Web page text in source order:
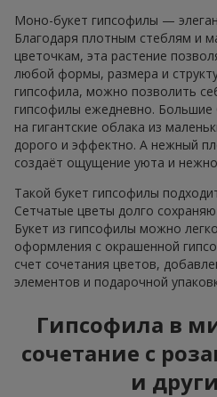
Моно-букет гипсофилы —
Благодаря плотным стеблям и
цветочкам, эта растение
любой формы, размера и
гипсофила, можно позволить
гипсофилы ежедневно.
на гигантские облака из
дорого и эффектно. А нежный
создаёт ощущение уюта и
Такой букет гипсофилы
Сетчатые цветы долго
Букет из гипсофилы можно
оформления с окрашенной
счет сочетания цветов,
элементов и подарочной
Гипсофила в
сочетание с
и